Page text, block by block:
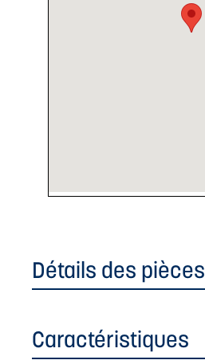
Détails des pièces
Caractéristiques